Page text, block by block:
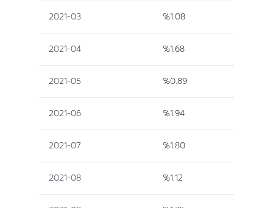
2021-03 %1.08
2021-04 %1.68
2021-05 %0.89
2021-06 %1.94
2021-07 %1.80
2021-08 %1.12